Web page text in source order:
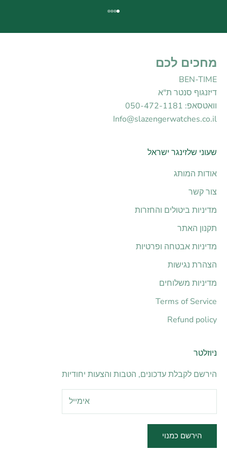
עבור לפריט 1
עבור לפריט 2
עבור לפריט 3
עבור לפריט 4
מחכים לכם
BEN-TIME
דיזנגוף סנטר ת"א
וואטסאפ: 050-472-1181
Info@slazengerwatches.co.il
שעוני שלזינגר ישראל
אודות המותג
צור קשר
מדיניות ביטולים והחזרות
תקנון האתר
מדיניות אבטחה ופרטיות
הצהרת נגישות
מדיניות משלוחים
Terms of Service
Refund policy
ניוזלטר
הירשם לקבלת עדכונים, הטבות והצעות יחודיות
הירשם כמנוי